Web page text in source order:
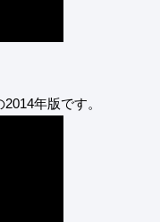
年版です。